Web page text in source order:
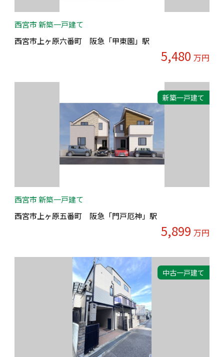
西宮市 新築一戸建て
西宮市上ヶ原六番町 阪急「甲東園」駅
5,480 万円
新築一戸建て
西宮市 新築一戸建て
西宮市上ヶ原五番町 阪急「門戸厄神」駅
5,899 万円
中古一戸建て